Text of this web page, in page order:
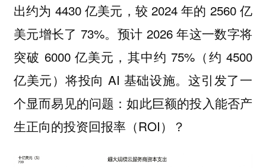
出约为 4430 亿美元，较 2024 年的 2560 亿
美元增长了 73%。预计 2026 年这一数字将
突破 6000 亿美元，其中约 75%（约 4500
亿美元）将投向 AI 基础设施。这引发了一
个显而易见的问题：如此巨额的投入能否产
生正向的投资回报率（ROI）？